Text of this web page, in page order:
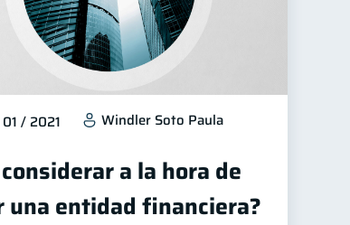
/ 2021 Windler Soto Paula
a la hora de
una entidad financiera?